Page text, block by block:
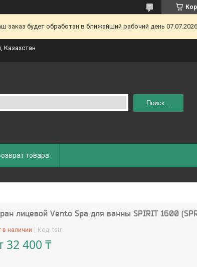
будет обработан в ближайший рабочий день
Казахстан
Поиск...
товара
лицевой Vento Spa для ванны SPIRIT 1600
в наличии Код: tstr
32 400 ₸